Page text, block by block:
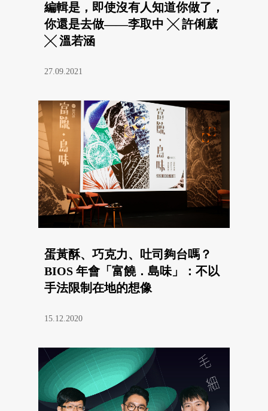
編輯是，即使沒有人知道你做了，
你還是去做——李取中 ╳ 許俐葳
╳ 溫若涵
27.09.2021
蛋黃酥、巧克力、吐司夠台嗎？
BIOS 年會「富饒．島味」：不以
手法限制在地的想像
15.12.2020